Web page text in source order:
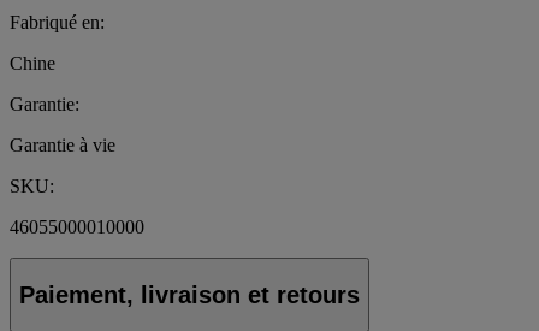
Fabriqué en:
Chine
Garantie:
Garantie à vie
SKU:
46055000010000
Paiement, livraison et retours